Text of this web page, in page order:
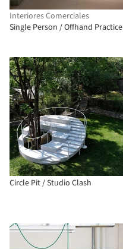
Interiores Comerciales
Single Person / Offhand Practice
Circle Pit / Studio Clash